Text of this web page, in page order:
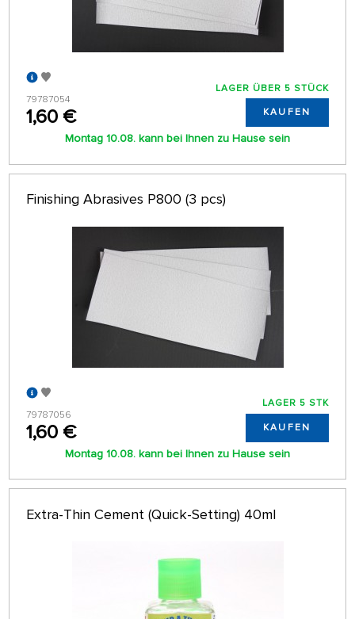
79787054
1,60 €
LAGER ÜBER 5 STÜCK
KAUFEN
Montag 10.08. kann bei Ihnen zu Hause sein
Finishing Abrasives P800 (3 pcs)
79787056
1,60 €
LAGER 5 STK
KAUFEN
Montag 10.08. kann bei Ihnen zu Hause sein
Extra-Thin Cement (Quick-Setting) 40ml